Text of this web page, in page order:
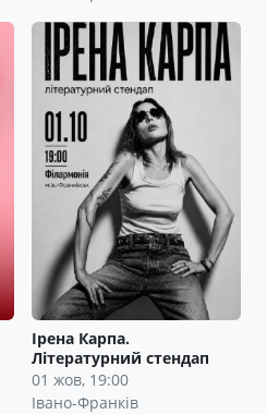
Ірена Карпа.
Літературний стендап
01 жов, 19:00
Івано-Франків